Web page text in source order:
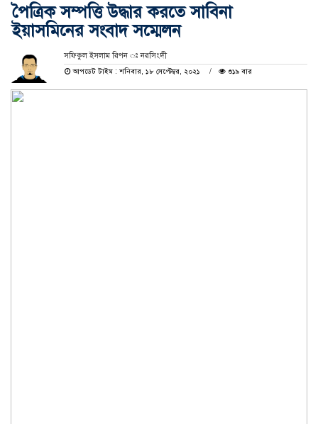
পৈত্রিক সম্পত্তি উদ্ধার করতে সাবিনা
ইয়াসমিনের সংবাদ সম্মেলন
সফিকুল ইসলাম রিপন ঃ নরসিংদী
আপডেট টাইম : শনিবার, ১৮ সেপ্টেম্বর, ২০২১
৩১৯ বার